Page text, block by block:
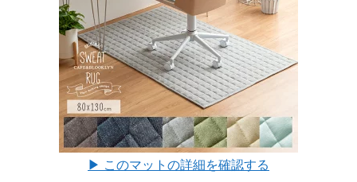
▶ このマットの詳細を確認する